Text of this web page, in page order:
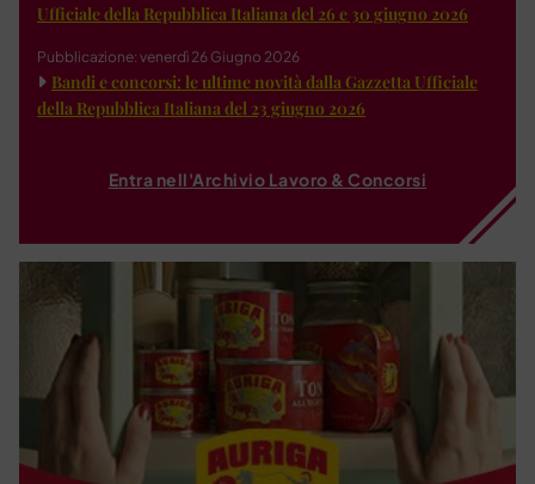
Ufficiale della Repubblica Italiana del 26 e 30 giugno 2026
Pubblicazione: venerdì 26 Giugno 2026
Bandi e concorsi: le ultime novità dalla Gazzetta Ufficiale
della Repubblica Italiana del 23 giugno 2026
Entra nell'Archivio Lavoro & Concorsi